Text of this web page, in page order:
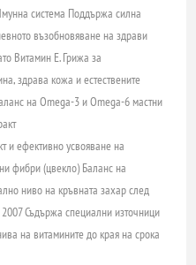
система Поддържа силна
възобновяване на здрави
Витамин Е. Грижа за
здрава кожа и естествените
на Omega-3 и Omega-6 мастни
и ефективно усвояване на
фибри (цвекло) Баланс на
ниво на кръвната захар след
Съдържа специални източници
на витамините до края на срока